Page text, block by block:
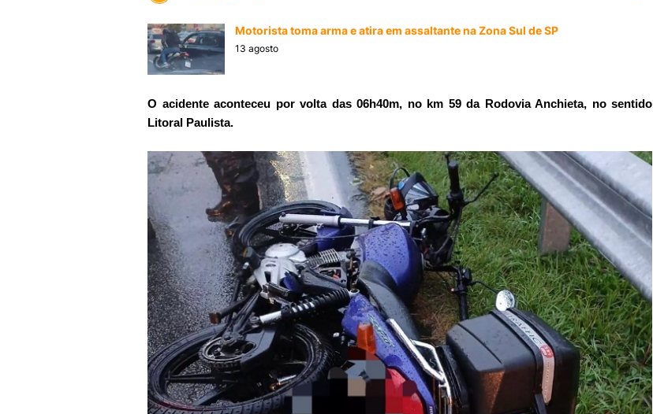
Motorista toma arma e atira em assaltante na Zona Sul de SP
13 agosto
O acidente aconteceu por volta das 06h40m, no km 59 da Rodovia Anchieta, no sentido
Litoral Paulista.